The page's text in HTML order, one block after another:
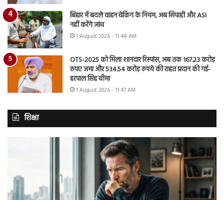
बिहार में बदले वाहन चेकिंग के नियम, अब सिपाही और ASI
नहीं करेंगे जांच
1 August 2026 - 11:48 AM
OTS-2025 को मिला शानदार रिस्पांस, अब तक 167.23 करोड़
रुपए जमा और 534.54 करोड़ रुपये की राहत प्रदान की गई-
हरपाल सिंह चीमा
1 August 2026 - 11:47 AM
शिक्षा